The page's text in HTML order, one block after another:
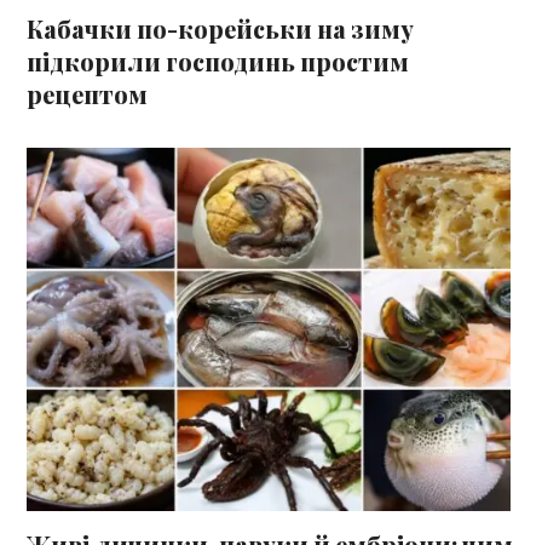
Кабачки по-корейськи на зиму
підкорили господинь простим
рецептом